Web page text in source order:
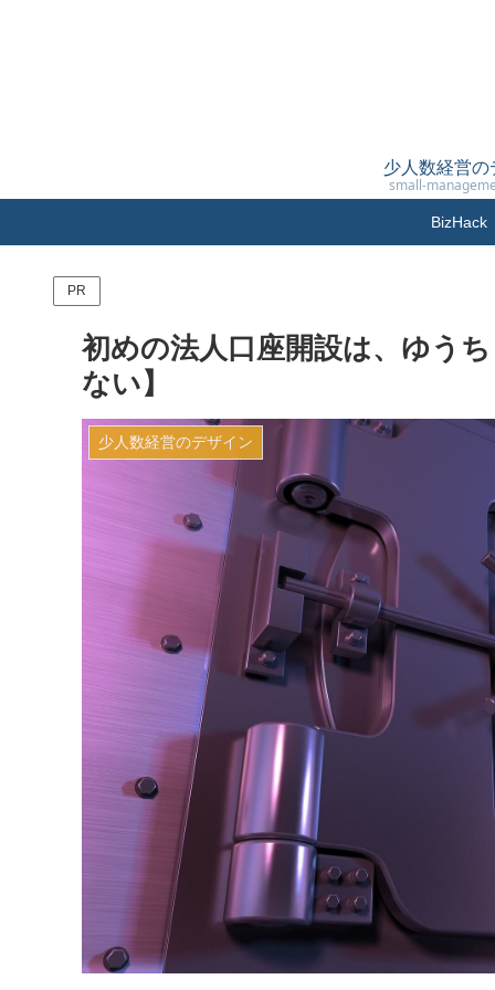
少人数経営の
small-
BizHack
PR
初めの法人口座開設は、ゆう
ない】
少人数経営のデザイン